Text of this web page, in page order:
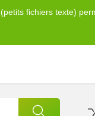
fichiers texte)